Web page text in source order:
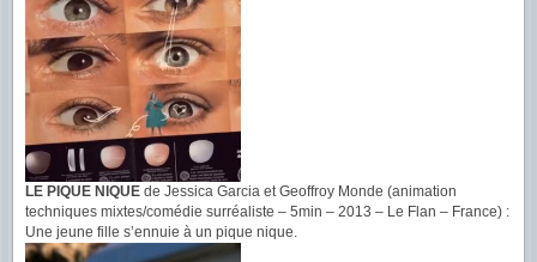
LE PIQUE NIQUE de Jessica Garcia et Geoffroy Monde (animation
techniques mixtes/comédie surréaliste – 5min – 2013 – Le Flan – France) :
Une jeune fille s’ennuie à un pique nique.